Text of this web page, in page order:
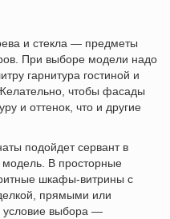
и стекла — предметы
При выборе модели надо
гарнитура гостиной и
чтобы фасады
и оттенок, что и другие
подойдет сервант в
модель. В просторные
шкафы-витрины с
прямыми или
выбора —